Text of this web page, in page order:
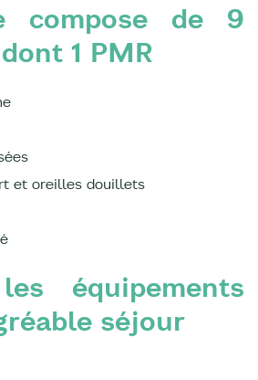
compose de 9
1 PMR
et oreilles douillets
équipements
séjour